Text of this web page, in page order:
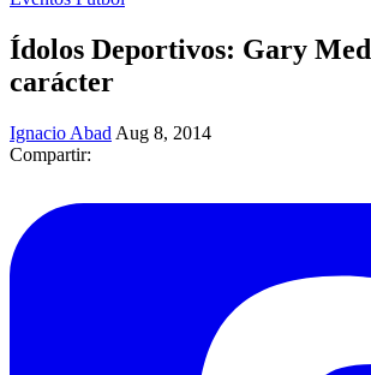
Ídolos Deportivos: Gary
carácter
Ignacio Abad Aug 8, 2014
Compartir: